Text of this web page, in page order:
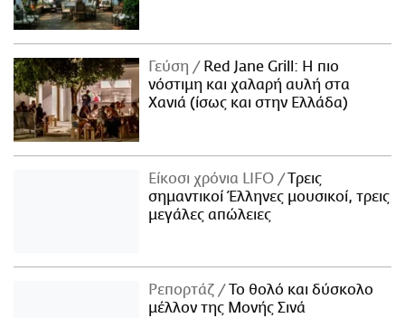
Γεύση
Red Jane Grill: Η πιο
νόστιμη και χαλαρή αυλή στα
Χανιά (ίσως και στην Ελλάδα)
Είκοσι χρόνια LIFO
Tρεις
σημαντικοί Έλληνες μουσικοί, τρεις
μεγάλες απώλειες
Ρεπορτάζ
Το θολό και δύσκολο
μέλλον της Μονής Σινά